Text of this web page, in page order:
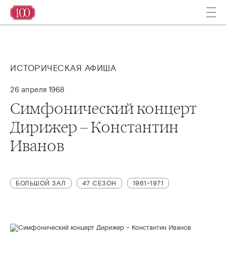
ИСТОРИЧЕСКАЯ АФИША
26 апреля 1968
Симфонический концерт
Дирижер – Константин
Иванов
БОЛЬШОЙ ЗАЛ 47 СЕЗОН 1961-1971